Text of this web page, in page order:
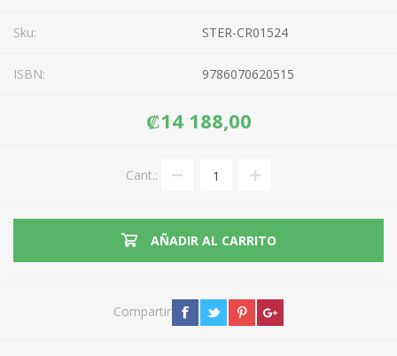
Sku: STER-CR01524
ISBN: 9786070620515
₡14 188,00
Cant.:
AÑADIR AL CARRITO
Compartir